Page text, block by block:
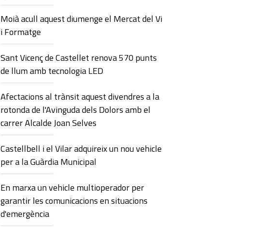
Moià acull aquest diumenge el Mercat del Vi
i Formatge
Sant Vicenç de Castellet renova 570 punts
de llum amb tecnologia LED
Afectacions al trànsit aquest divendres a la
rotonda de l'Avinguda dels Dolors amb el
carrer Alcalde Joan Selves
Castellbell i el Vilar adquireix un nou vehicle
per a la Guàrdia Municipal
En marxa un vehicle multioperador per
garantir les comunicacions en situacions
d'emergència